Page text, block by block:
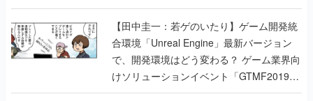
のいたり】
【田中圭一：若ゲのいたり】ゲーム開発統
合環境「Unreal Engine」最新バージョン
で、開発環境はどう変わる？ ゲーム業界向
けソリューションイベント「GTMF2019」
に行って、より理解を深めよう【PR】